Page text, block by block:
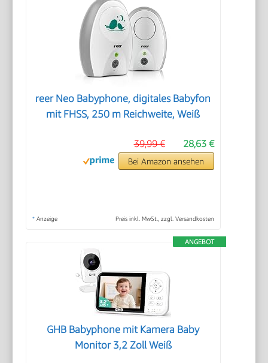
reer Neo Babyphone, digitales Babyfon
mit FHSS, 250 m Reichweite, Weiß
28,63 €
39,99 €
Bei Amazon ansehen
* Anzeige Preis inkl. MwSt., zzgl. Versandkosten
ANGEBOT
GHB Babyphone mit Kamera Baby
Monitor 3,2 Zoll Weiß